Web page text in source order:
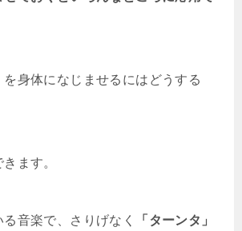
身体になじませるにはどうする
ます。
音楽で、さりげなく
「ターンタ」